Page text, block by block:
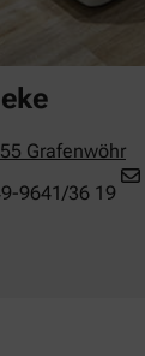
Grafenwöhr
9641/36 19